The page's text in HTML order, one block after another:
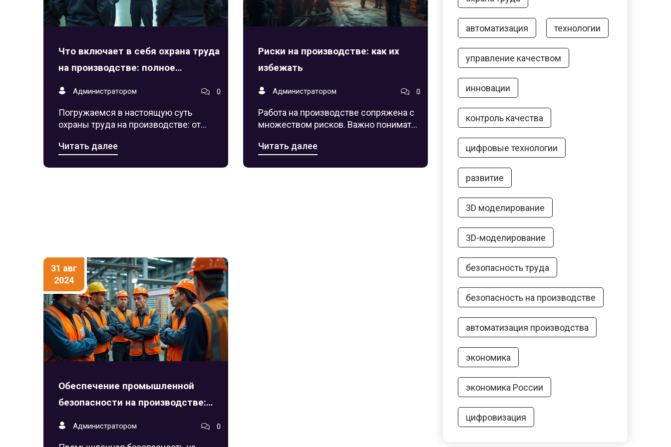
Что включает в себя охрана труда
на производстве: полное
руководство для работодателей и
Администратором 0
Погружаемся в настоящую суть
охраны труда на производстве: от
технологий. Узнайте, что реально
Читать далее
Риски на производстве: как их
избежать
Администратором 0
Работа на производстве сопряжена с
множеством рисков. Важно понимать,
рабочих и как их можно избежать. От
Читать далее
31 авг
2024
Обеспечение промышленной
безопасности на производстве:
основа успеха
Администратором 0
автоматизация технологии
управление качеством
инновации
контроль качества
цифровые технологии
развитие
3D моделирование
3D-моделирование
безопасность труда
безопасность на производстве
автоматизация производства
экономика
экономика России
цифровизация